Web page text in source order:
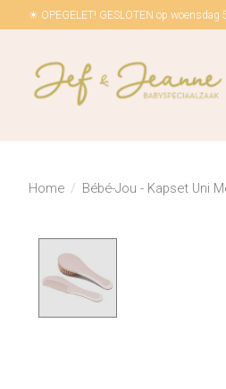
☀ OPEGELET! GESLOTEN op
Home / Bébé-Jou - Kapset Uni